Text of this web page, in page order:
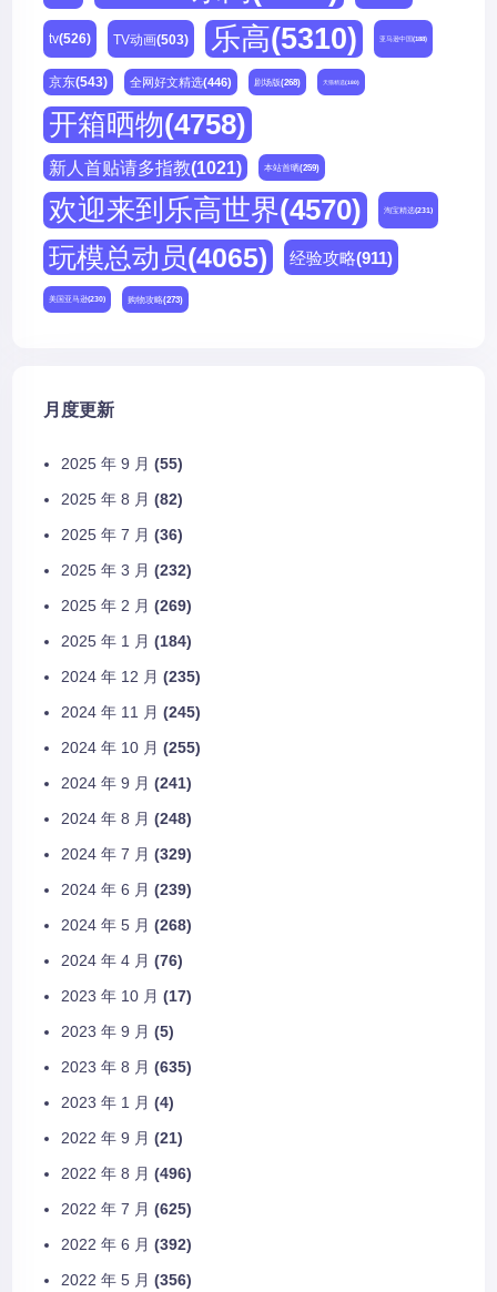
tv(526) TV动画(503) 乐高(5310) 亚马逊中国(188)
京东(543) 全网好文精选(446) 剧场版(268) 天猫精选(180)
开箱晒物(4758)
新人首贴请多指教(1021) 本站首晒(259)
欢迎来到乐高世界(4570) 淘宝精选(231)
玩模总动员(4065) 经验攻略(911)
美国亚马逊(230) 购物攻略(273)
月度更新
2025 年 9 月 (55)
2025 年 8 月 (82)
2025 年 7 月 (36)
2025 年 3 月 (232)
2025 年 2 月 (269)
2025 年 1 月 (184)
2024 年 12 月 (235)
2024 年 11 月 (245)
2024 年 10 月 (255)
2024 年 9 月 (241)
2024 年 8 月 (248)
2024 年 7 月 (329)
2024 年 6 月 (239)
2024 年 5 月 (268)
2024 年 4 月 (76)
2023 年 10 月 (17)
2023 年 9 月 (5)
2023 年 8 月 (635)
2023 年 1 月 (4)
2022 年 9 月 (21)
2022 年 8 月 (496)
2022 年 7 月 (625)
2022 年 6 月 (392)
2022 年 5 月 (356)